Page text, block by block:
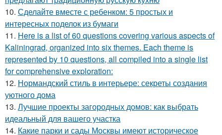
10. Сделайте вместе с ребенком: 5 простых и
интересных поделок из бумаги
11. Here is a list of 60 questions covering various aspects of
Kaliningrad, organized into six themes. Each theme is
represented by 10 questions, all compiled into a single list
for comprehensive exploration:
12. Нормандский стиль в интерьере: секреты создания
уютного дома
13. Лучшие проекты загородных домов: как выбрать
идеальный для вашего участка
14. Какие парки и сады Москвы имеют историческое